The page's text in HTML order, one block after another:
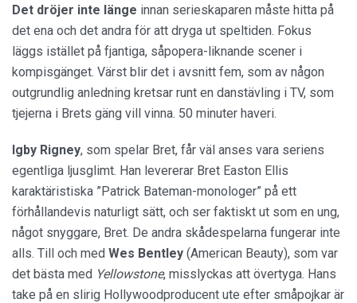
Det dröjer inte länge innan serieskaparen måste hitta på
det ena och det andra för att dryga ut speltiden. Fokus
läggs istället på fjantiga, såpopera-liknande scener i
kompisgänget. Värst blir det i avsnitt fem, som av någon
outgrundlig anledning kretsar runt en danstävling i TV, som
tjejerna i Brets gäng vill vinna. 50 minuter haveri.
Igby Rigney, som spelar Bret, får väl anses vara seriens
egentliga ljusglimt. Han levererar Bret Easton Ellis
karaktäristiska ”Patrick Bateman-monologer” på ett
förhållandevis naturligt sätt, och ser faktiskt ut som en ung,
något snyggare, Bret. De andra skådespelarna fungerar inte
alls. Till och med Wes Bentley (American Beauty), som var
det bästa med Yellowstone, misslyckas att övertyga. Hans
take på en slirig Hollywoodproducent ute efter småpojkar är